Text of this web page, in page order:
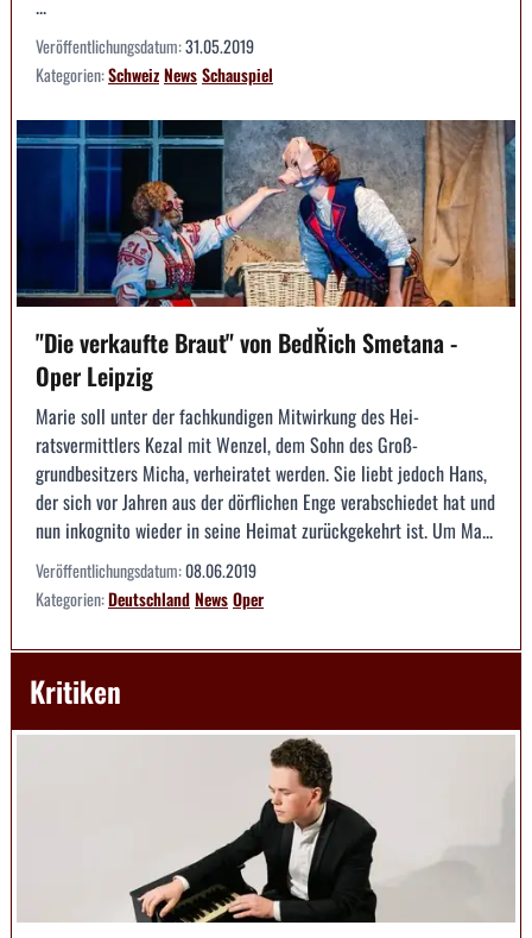
Veröffentlichungsdatum:31.05.2019
Kategorien:SchweizNewsSchauspiel
"Die verkaufte Braut" von BedŘich Smetana -
Oper Leipzig
Marie soll unter der fachkundigen Mitwirkung des Hei­
ratsvermittlers Kezal mit Wenzel, dem Sohn des Groß­
grundbesitzers Micha, verheiratet werden. Sie liebt ­jedoch Hans,
der sich vor Jahren aus der dörfli­chen Enge verabschiedet hat und
nun inkognito ­wieder in seine Heimat zurückgekehrt ist. Um Ma...
Veröffentlichungsdatum:08.06.2019
Kategorien:DeutschlandNewsOper
Kritiken